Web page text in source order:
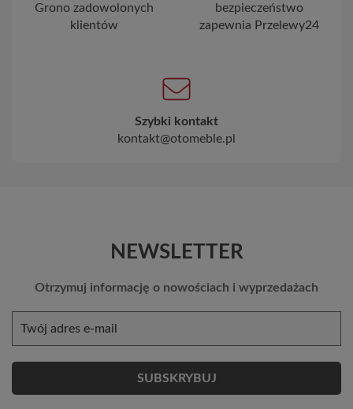
Grono zadowolonych
klientów
bezpieczeństwo
zapewnia Przelewy24
Szybki kontakt
kontakt@otomeble.pl
NEWSLETTER
Otrzymuj informację o nowościach i wyprzedażach